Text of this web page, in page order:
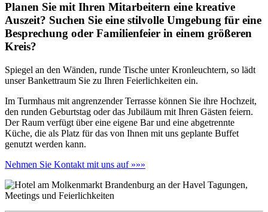
Planen Sie mit Ihren Mitarbeitern eine kreative
Auszeit? Suchen Sie eine stilvolle Umgebung für eine
Besprechung oder Familienfeier in einem größeren
Kreis?
Spiegel an den Wänden, runde Tische unter Kronleuchtern, so lädt
unser Bankettraum Sie zu Ihren Feierlichkeiten ein.
Im Turmhaus mit angrenzender Terrasse können Sie ihre Hochzeit,
den runden Geburtstag oder das Jubiläum mit Ihren Gästen feiern.
Der Raum verfügt über eine eigene Bar und eine abgetrennte
Küche, die als Platz für das von Ihnen mit uns geplante Buffet
genutzt werden kann.
Nehmen Sie Kontakt mit uns auf »»»